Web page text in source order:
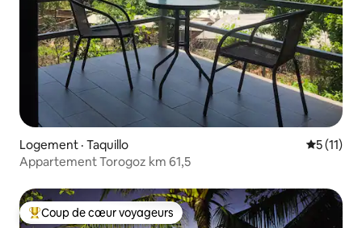
Logement · Taquillo Note
5 (11)
Appartement Torogoz km 61,5
Coup de cœur voyageurs parmi les plus aimés
Coup de cœur voyageurs